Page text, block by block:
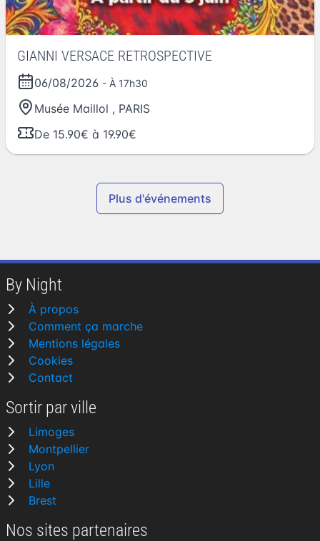
GIANNI VERSACE RETROSPECTIVE
06/08/2026 - À 17h30
Musée Maillol , PARIS
De 15.90€ à 19.90€
Plus d'événements
By Night
À propos
Comment ça marche
Mentions légales
Cookies
Contact
Sortir par ville
Limoges
Montpellier
Lyon
Lille
Brest
Nos sites partenaires